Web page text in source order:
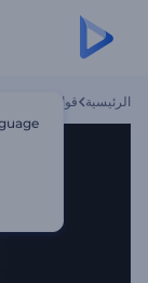
الرئيسية قوالب